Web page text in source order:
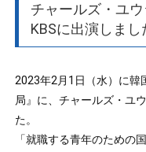
チャールズ・ユ
KBSに出演しまし
2023年2月1日（水）に韓
局』に、チャールズ・ユ
た。
「就職する青年のための